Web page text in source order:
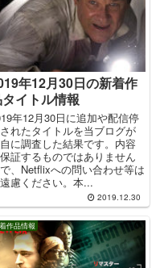
年12月30日の新着作
イトル情報
年12月30日に追加や配信停
れたタイトルを当ブログが
に調査した結果です。内容
証するものではありません
、Netflixへの問い合わせ等は
慮ください。本...
2019.12.30
作品情報